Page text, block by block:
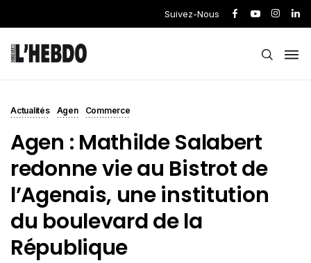
Suivez-Nous
Actualités Agen Commerce
Agen : Mathilde Salabert
redonne vie au Bistrot de
l’Agenais, une institution
du boulevard de la
République